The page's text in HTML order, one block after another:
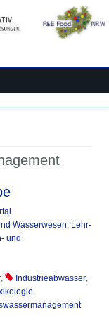
Wasserwesen, Lehr-
und
, Industrieabwasser,
,